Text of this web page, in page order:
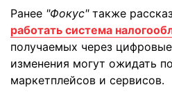
Ранее "Фокус"также
работать система
получаемых через
изменения могут ожидать
маркетплейсов и сервисов.